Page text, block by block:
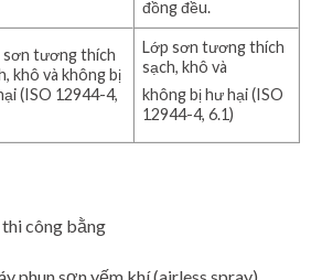
đồng đều.
sơn tương thích
khô và không bị
(ISO 12944-4,
Lớp sơn tương thích
sạch, khô và
không bị hư hại (ISO
12944-4, 6.1)
công bằng